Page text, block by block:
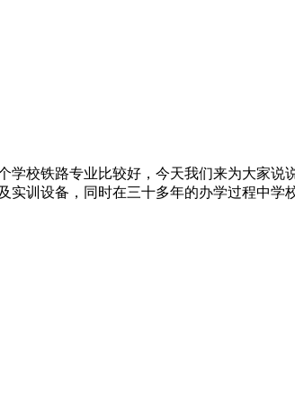
校铁路专业比较好，今天我们来为大家说
训设备，同时在三十多年的办学过程中学